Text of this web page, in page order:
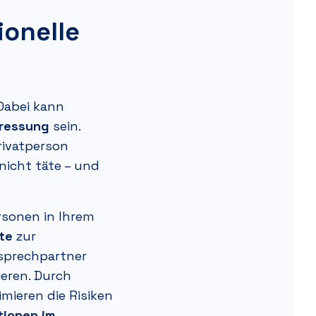
kann
sein.
täte – und
in Ihrem
zur
Durch
die Risiken